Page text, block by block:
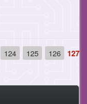
Página
124 Página
125 Página
126 127